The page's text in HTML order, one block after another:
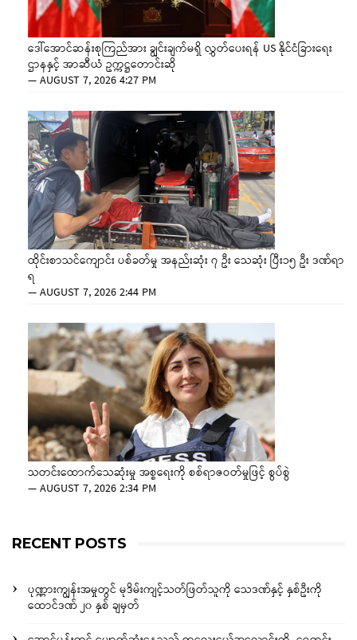
ဒေါ်အောင်ဆန်းစုကြည်အား ချွင်းချက်မရှိ လွှတ်ပေးရန် US နိုင်ငံခြားရေး
ဌာနနှင့် အာဆီယံ ဥက္ကဋ္ဌတောင်းဆို
—AUGUST 7, 2026 4:27 PM
ထိုင်းစာသင်ကျောင်း ပစ်ခတ်မှု အနည်းဆုံး ၇ ဦး သေဆုံး ပြီး၁၅ ဦး ဒဏ်ရာ
ရ
—AUGUST 7, 2026 2:44 PM
သတင်းထောက်သေဆုံးမှု အစ္စရေးကို စစ်ရာဇဝတ်မှုဖြင့် စွပ်စွဲ
—AUGUST 7, 2026 2:34 PM
RECENT POSTS
ပုဏ္ဏားကျွန်းအမှုတွင် မုဒိမ်းကျင့်သတ်ဖြတ်သူကို သေဒဏ်နှင့် နှစ်ဦးကို
ထောင်ဒဏ် ၂၀ နှစ် ချမှတ်